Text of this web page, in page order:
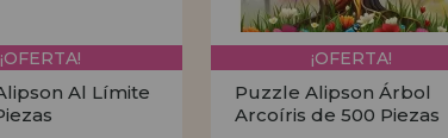
¡OFERTA!
Al Límite
¡OFERTA!
Puzzle Alipson Árbol
Arcoíris de 500 Piezas